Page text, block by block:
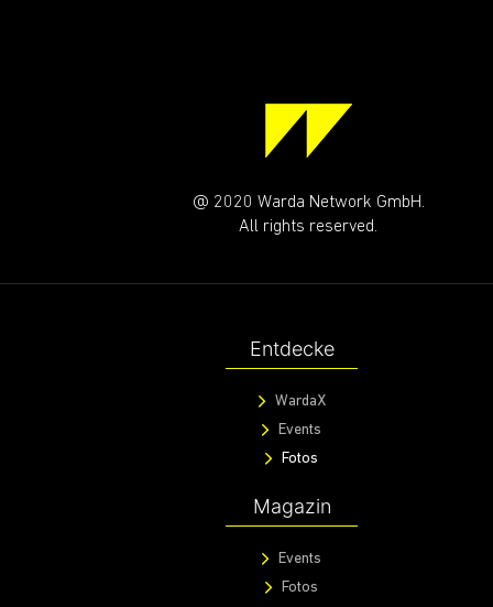
@ 2020 Warda Network GmbH.
All rights reserved.
Entdecke
WardaX
Events
Fotos
Magazin
Events
Fotos